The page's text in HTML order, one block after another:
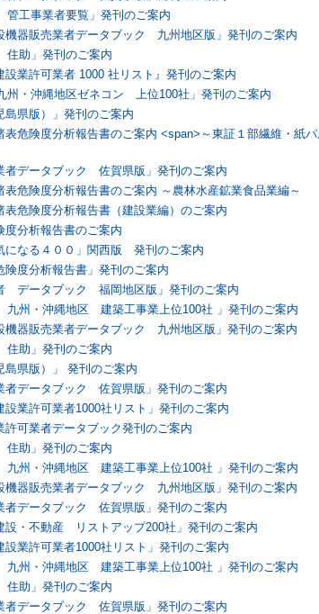
管工事業者要覧」発刊のご案内
機器販売業者データブック 九州地区版」発刊のご案内
住助」発刊のご案内
設業許可業者 1000 社リスト』発刊のご案内
州・沖縄地区ゼネコン 上位100社」発刊のご案内
島県版）」発刊のご案内
表危険度分析報告書のご案内 <span>～東証１部繊維・紙
者データブック 佐賀県版」発刊のご案内
表危険度分析報告書のご案内 ～農林水産鉱業食品業編～
表危険度分析報告書（建設業編）のご案内
度分析報告書のご案内
になる４００」関西版 発刊のご案内
険度分析報告書」発刊のご案内
データブック 福岡地区版」発刊のご案内
九州・沖縄地区 建築工事業上位100社 」発刊のご案内
機器販売業者データブック 九州地区版」発刊のご案内
住助」発刊のご案内
島県版）」 発刊のご案内
者データブック 佐賀県版」発刊のご案内
設業許可業者1000社リスト」発刊のご案内
許可業者データブック発刊のご案内
住助」発刊のご案内
九州・沖縄地区 建築工事業上位100社 」発刊のご案内
機器販売業者データブック 九州地区版」発刊のご案内
者データブック 佐賀県版」発刊のご案内
設・不動産 リストアップ200社」発刊のご案内
設業許可業者1000社リスト」発刊のご案内
九州・沖縄地区 建築工事業上位100社 」発刊のご案内
住助」発刊のご案内
者データブック 佐賀県版」発刊のご案内